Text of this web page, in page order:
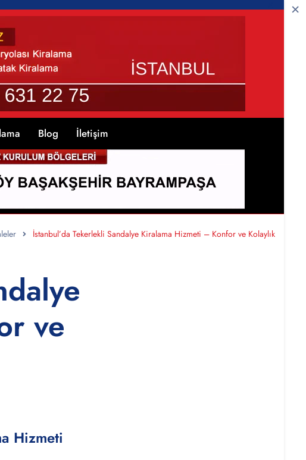
Blog İletişim
İstanbul’da Tekerlekli Sandalye Kiralama Hizmeti – Konfor ve Kolaylık
ve
Hizmeti